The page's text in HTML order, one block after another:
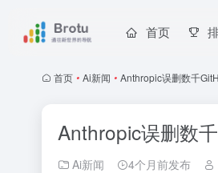
首页
首页 • Ai新闻 • Anthropic误删数千
Anthropic误删数
Ai新闻 4个月前发布